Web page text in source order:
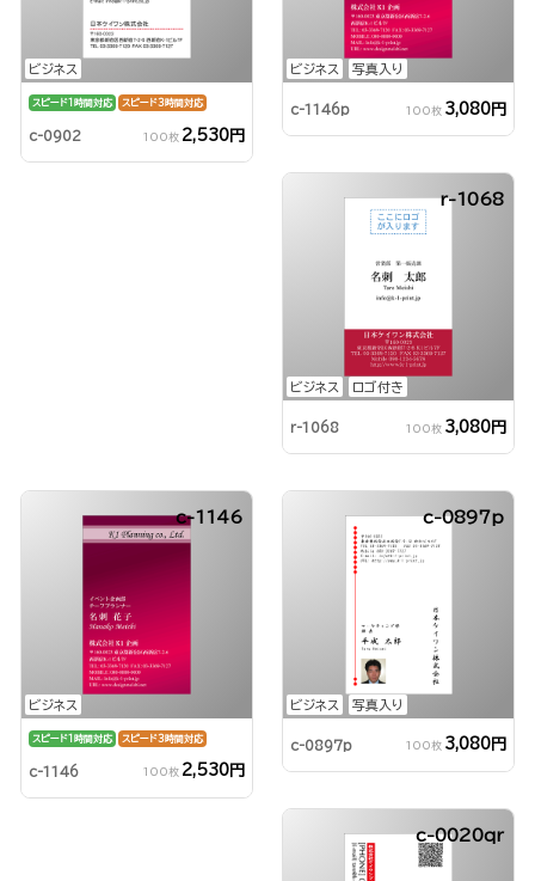
ビジネス
スピード1時間対応 スピード3時間対応
c-0902 100枚 2,530円
ビジネス 写真入り
c-1146p 100枚 3,080円
ビジネス ロゴ付き
r-1068
r-1068 100枚 3,080円
ビジネス
c-1146
スピード1時間対応 スピード3時間対応
c-1146 100枚 2,530円
ビジネス 写真入り
c-0897p
c-0897p 100枚 3,080円
c-0020qr